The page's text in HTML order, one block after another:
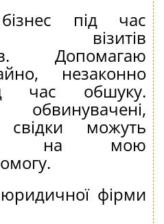
під час
візитів
Допомагаю
незаконно
час обшуку.
обвинувачені,
свідки можуть
на мою
фірми